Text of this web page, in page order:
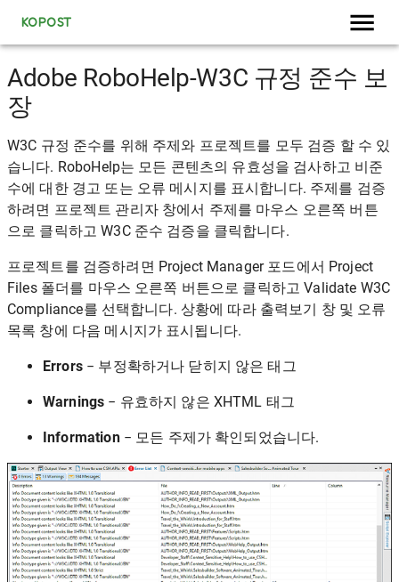
KOPOST
Adobe RoboHelp-W3C 규정 준수 보
장
W3C 규정 준수를 위해 주제와 프로젝트를 모두 검증 할 수 있
습니다. RoboHelp는 모든 콘텐츠의 유효성을 검사하고 비준
수에 대한 경고 또는 오류 메시지를 표시합니다. 주제를 검증
하려면 프로젝트 관리자 창에서 주제를 마우스 오른쪽 버튼
으로 클릭하고 W3C 준수 검증을 클릭합니다.
프로젝트를 검증하려면 Project Manager 포드에서 Project
Files 폴더를 마우스 오른쪽 버튼으로 클릭하고 Validate W3C
Compliance를 선택합니다. 상황에 따라 출력보기 창 및 오류
목록 창에 다음 메시지가 표시됩니다.
Errors− 부정확하거나 닫히지 않은 태그
Warnings − 유효하지 않은 XHTML 태그
Information− 모든 주제가 확인되었습니다.